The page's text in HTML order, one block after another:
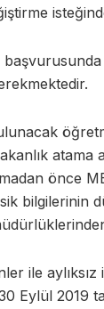
atama
önce
bilgilerinin
ile
Eylül 2019